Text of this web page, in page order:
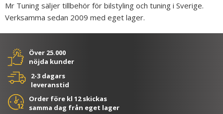
Mr Tuning säljer tillbehör för bilstyling och tuning i Sverige.
Verksamma sedan 2009 med eget lager.
Över 25.000
nöjda kunder
2-3 dagars
leveranstid
Order före kl 12 skickas
samma dag från eget lager